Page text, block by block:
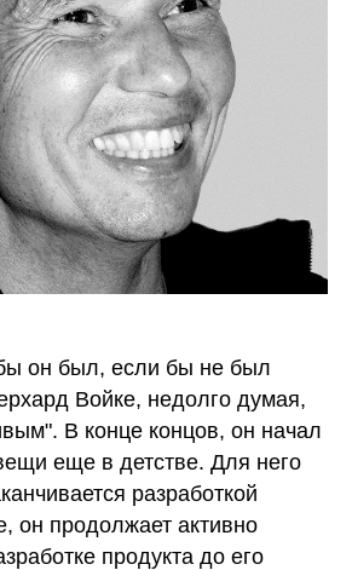
он был, если бы не был
Войке, недолго думая,
В конце концов, он начал
еще в детстве. Для него
разработкой
он продолжает активно
продукта до его